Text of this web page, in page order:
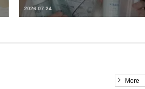
2026.07.24
More